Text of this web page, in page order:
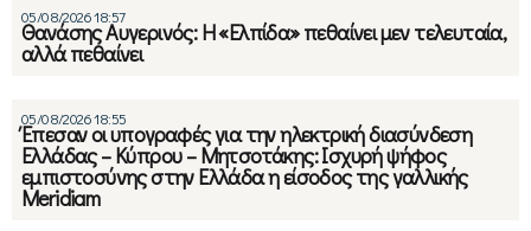
05/08/2026 18:57
Θανάσης Αυγερινός: Η «Ελπίδα» πεθαίνει μεν τελευταία,
αλλά πεθαίνει
05/08/2026 18:55
Έπεσαν οι υπογραφές για την ηλεκτρική διασύνδεση
Ελλάδας – Κύπρου – Μητσοτάκης: Ισχυρή ψήφος
εμπιστοσύνης στην Ελλάδα η είσοδος της γαλλικής
Meridiam